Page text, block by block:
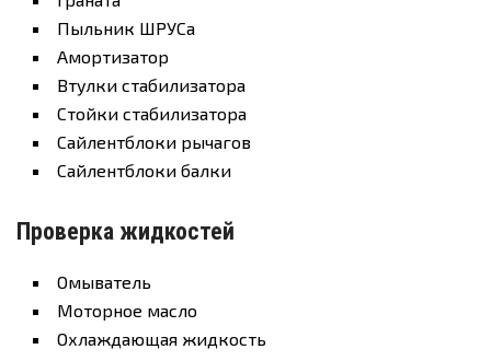
Пыльник ШРУСа
Амортизатор
Втулки стабилизатора
Стойки стабилизатора
Сайлентблоки рычагов
Сайлентблоки балки
Проверка жидкостей
Омыватель
Моторное масло
Охлаждающая жидкость